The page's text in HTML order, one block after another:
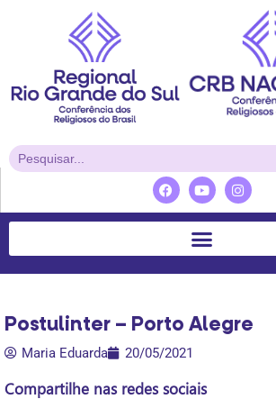
Postulinter – Porto Alegre
Maria Eduarda 20/05/2021
Compartilhe nas redes sociais